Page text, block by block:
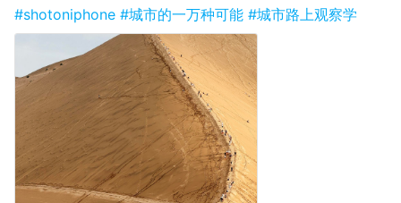
#shotoniphone #城市的一万种可能 #城市路上观察学